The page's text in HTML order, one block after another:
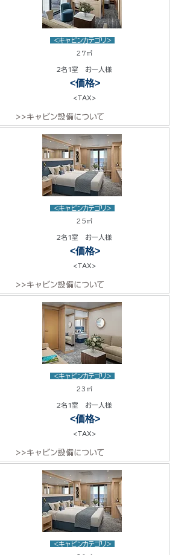
<キャビンカテゴリ>
27㎡
2名1室 お一人様
<価格>
<TAX>
>>キャビン設備について
<キャビンカテゴリ>
25㎡
2名1室 お一人様
<価格>
<TAX>
>>キャビン設備について
<キャビンカテゴリ>
23㎡
2名1室 お一人様
<価格>
<TAX>
>>キャビン設備について
<キャビンカテゴリ>